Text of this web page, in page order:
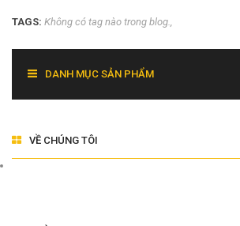
TAGS: Không có tag nào trong blog.
DANH MỤC SẢN PHẨM
VỀ CHÚNG TÔI